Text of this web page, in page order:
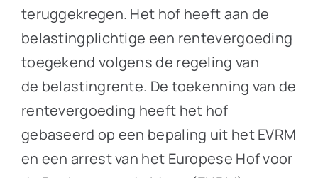
teruggekregen. Het hof heeft aan de
belastingplichtige een rentevergoeding
toegekend volgens de regeling van
de belastingrente. De toekenning van de
rentevergoeding heeft het hof
gebaseerd op een bepaling uit het EVRM
en een arrest van het Europese Hof voor